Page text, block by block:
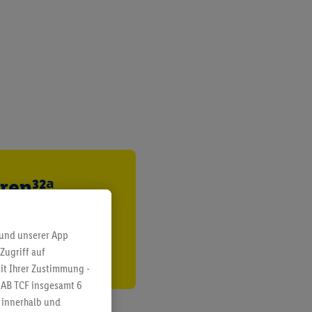
unserer App
auf
Ihrer Zustimmung -
TCF insgesamt 6
und